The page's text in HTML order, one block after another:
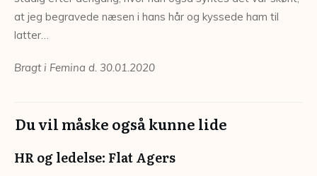
at jeg begravede næsen i hans hår og kyssede ham til
latter…
Bragt i Femina d. 30.01.2020
Du vil måske også kunne lide
HR og ledelse: Flat Agers